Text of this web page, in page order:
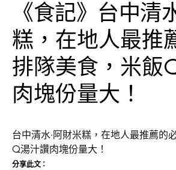
《食記》台中清
糕，在地人最推
排隊美食，米飯
肉塊份量大！
台中清水‧阿財米糕，在地人最推薦的
Q湯汁讚肉塊份量大！
分享此文：